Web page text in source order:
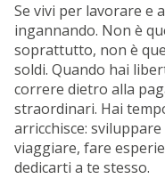
Se vivi per lavorare e
ingannando. Non è
soprattutto, non è
soldi. Quando hai
correre dietro alla
straordinari. Hai
arricchisce:
viaggiare, fare
dedicarti a te stesso.